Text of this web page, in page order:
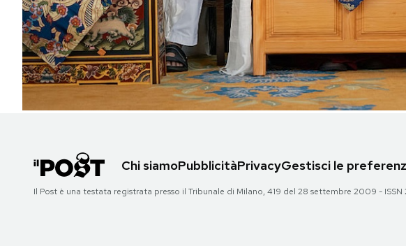
NEWSLETTER
I MIEI PREFERITI
AREA PERSONALE
Chi siamoPubblicitàPrivacyGestisci le
Il Post è una testata registrata presso il Tribunale di Milano, 419 del 28 settembre 2009 -